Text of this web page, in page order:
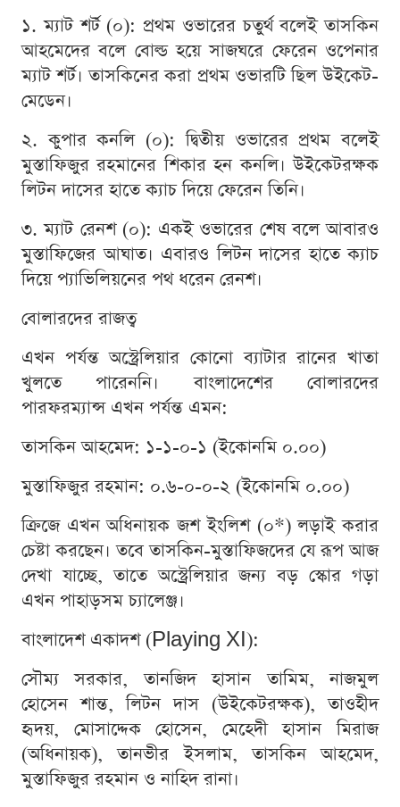
১. ম্যাট শর্ট (০): প্রথম ওভারের চতুর্থ বলেই তাসকিন
আহমেদের বলে বোল্ড হয়ে সাজঘরে ফেরেন ওপেনার
ম্যাট শর্ট। তাসকিনের করা প্রথম ওভারটি ছিল উইকেট-
মেডেন।
২. কুপার কনলি (০): দ্বিতীয় ওভারের প্রথম বলেই
মুস্তাফিজুর রহমানের শিকার হন কনলি। উইকেটরক্ষক
লিটন দাসের হাতে ক্যাচ দিয়ে ফেরেন তিনি।
৩. ম্যাট রেনশ (০): একই ওভারের শেষ বলে আবারও
মুস্তাফিজের আঘাত। এবারও লিটন দাসের হাতে ক্যাচ
দিয়ে প্যাভিলিয়নের পথ ধরেন রেনশ।
বোলারদের রাজত্ব
এখন পর্যন্ত অস্ট্রেলিয়ার কোনো ব্যাটার রানের খাতা
খুলতে পারেননি। বাংলাদেশের বোলারদের
পারফরম্যান্স এখন পর্যন্ত এমন:
তাসকিন আহমেদ: ১-১-০-১ (ইকোনমি ০.০০)
মুস্তাফিজুর রহমান: ০.৬-০-০-২ (ইকোনমি ০.০০)
ক্রিজে এখন অধিনায়ক জশ ইংলিশ (০*) লড়াই করার
চেষ্টা করছেন। তবে তাসকিন-মুস্তাফিজদের যে রূপ আজ
দেখা যাচ্ছে, তাতে অস্ট্রেলিয়ার জন্য বড় স্কোর গড়া
এখন পাহাড়সম চ্যালেঞ্জ।
বাংলাদেশ একাদশ (Playing XI):
সৌম্য সরকার, তানজিদ হাসান তামিম, নাজমুল
হোসেন শান্ত, লিটন দাস (উইকেটরক্ষক), তাওহীদ
হৃদয়, মোসাদ্দেক হোসেন, মেহেদী হাসান মিরাজ
(অধিনায়ক), তানভীর ইসলাম, তাসকিন আহমেদ,
মুস্তাফিজুর রহমান ও নাহিদ রানা।